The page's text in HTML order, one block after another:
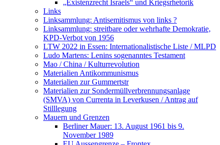
„Existenzrecht Israels“ und Kriegsrhetorik
Links
Linksammlung: Antisemitismus von links ?
Linksammlung: streitbare oder wehrhafte Demokratie,
KPD-Verbot von 1956
LTW 2022 in Essen: Internationalistische Liste / MLPD
Ludo Martens: Lenins sogenanntes Testament
Mao / China / Kulturrevolution
Materialien Antikommunismus
Materialien zur Gummertstr
Materialien zur Sondermüllverbrennungsanlage
(SMVA) von Currenta in Leverkusen / Antrag auf
Stilllegung
Mauern und Grenzen
Berliner Mauer: 13. August 1961 bis 9.
November 1989